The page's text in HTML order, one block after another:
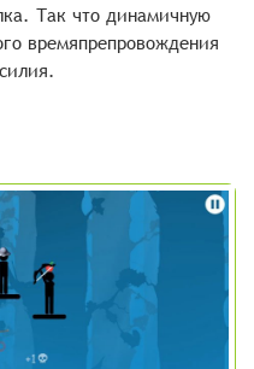
Так что динамичную
времяпрепровождения